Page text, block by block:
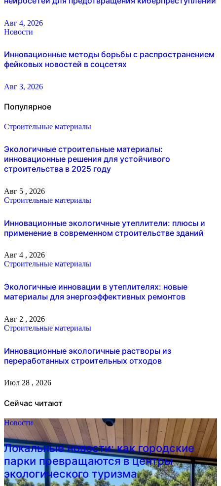
Авг 4, 2026
Новости
Инновационные методы борьбы с распространением
фейковых новостей в соцсетях
Авг 3, 2026
Популярное
Строительные материалы
Экологичные строительные материалы:
инновационные решения для устойчивого
строительства в 2025 году
Авг 5 , 2026
Строительные материалы
Инновационные экологичные утеплители: плюсы и
применение в современном строительстве зданий
Авг 4 , 2026
Строительные материалы
Экологичные инновации в утеплителях: новые
материалы для энергоэффективных ремонтов
Авг 2 , 2026
Строительные материалы
Инновационные экологичные растворы из
переработанных строительных отходов
Июл 28 , 2026
Сейчас читают
Новости
Локальные новости: как городские
парки превращаются в центры
экологического туризма